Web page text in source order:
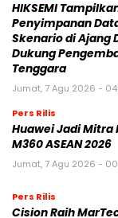
HIKSEMI
Penyimpanan
Skenario di Ajang
Dukung
Tenggara
Jumat, 7 Agu 2026 -
Pers Rilis
Huawei Jadi Mitra
M360 ASEAN 2026
Jumat, 7 Agu 2026 -
Pers Rilis
Cision Raih